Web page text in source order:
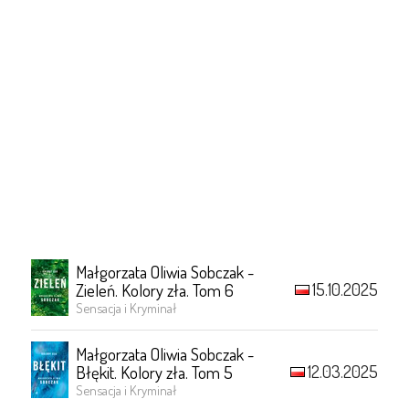
Małgorzata Oliwia Sobczak -
Zieleń. Kolory zła. Tom 6
Sensacja i Kryminał
15.10.2025
Małgorzata Oliwia Sobczak -
Błękit. Kolory zła. Tom 5
Sensacja i Kryminał
12.03.2025